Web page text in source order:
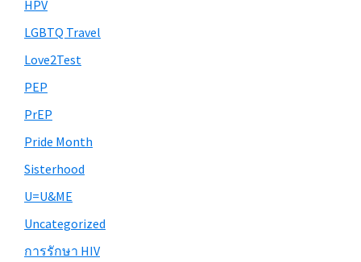
HPV
LGBTQ Travel
Love2Test
PEP
PrEP
Pride Month
Sisterhood
U=U&ME
Uncategorized
การรักษา HIV